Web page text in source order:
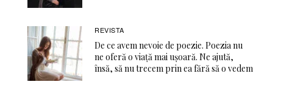
REVISTA
De ce avem nevoie de poezie. Poezia nu
ne oferă o viaţă mai ușoară. Ne ajută,
însă, să nu trecem prin ea fără să o vedem